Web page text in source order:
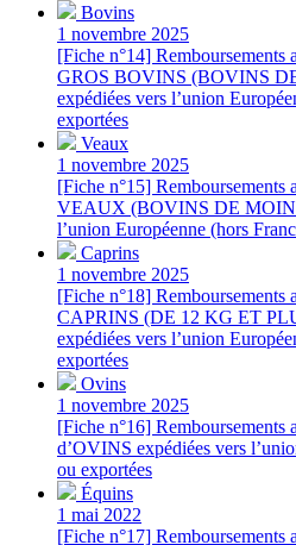
Bovins
1 novembre 2025
[Fiche n°14] Remboursements
GROS BOVINS (BOVINS
expédiées vers l’union
exportées
Veaux
1 novembre 2025
[Fiche n°15] Remboursements
VEAUX (BOVINS DE
l’union Européenne (hors
Caprins
1 novembre 2025
[Fiche n°18] Remboursements
CAPRINS (DE 12 KG ET
expédiées vers l’union
exportées
Ovins
1 novembre 2025
[Fiche n°16] Remboursements
d’OVINS expédiées vers
ou exportées
Équins
1 mai 2022
[Fiche n°17] Remboursements